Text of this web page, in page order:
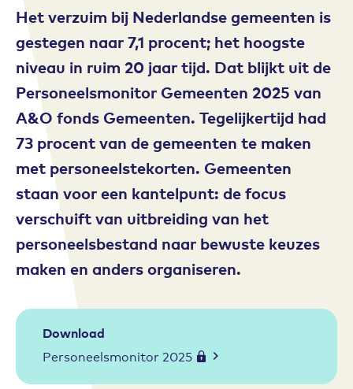
Het verzuim bij Nederlandse gemeenten is
gestegen naar 7,1 procent; het hoogste
niveau in ruim 20 jaar tijd. Dat blijkt uit de
Personeelsmonitor Gemeenten 2025 van
A&O fonds Gemeenten. Tegelijkertijd had
73 procent van de gemeenten te maken
met personeelstekorten. Gemeenten
staan voor een kantelpunt: de focus
verschuift van uitbreiding van het
personeelsbestand naar bewuste keuzes
maken en anders organiseren.
Download
Personeelsmonitor 2025